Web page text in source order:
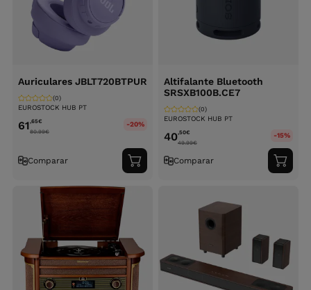
Auriculares JBLT720BTPUR
EUROSTOCK HUB PT
(0)
61,65€
80.99€
-20%
Comparar
Adicionar
ao
Altifalante Bluetooth
SRSXB100B.CE7
EUROSTOCK HUB PT
(0)
40,50€
49.99€
-15%
Comparar
ao